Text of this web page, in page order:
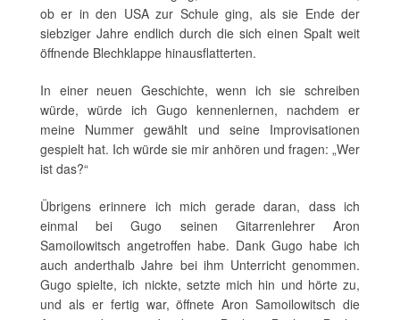
ob er in den USA zur Schule ging, als sie Ende der
siebziger Jahre endlich durch die sich einen Spalt weit
öffnende Blechklappe hinausflatterten.
In einer neuen Geschichte, wenn ich sie schreiben
würde, würde ich Gugo kennenlernen, nachdem er
meine Nummer gewählt und seine Improvisationen
gespielt hat. Ich würde sie mir anhören und fragen: „Wer
ist das?“
Übrigens erinnere ich mich gerade daran, dass ich
einmal bei Gugo seinen Gitarrenlehrer Aron
Samoilowitsch angetroffen habe. Dank Gugo habe ich
auch anderthalb Jahre bei ihm Unterricht genommen.
Gugo spielte, ich nickte, setzte mich hin und hörte zu,
und als er fertig war, öffnete Aron Samoilowitsch die